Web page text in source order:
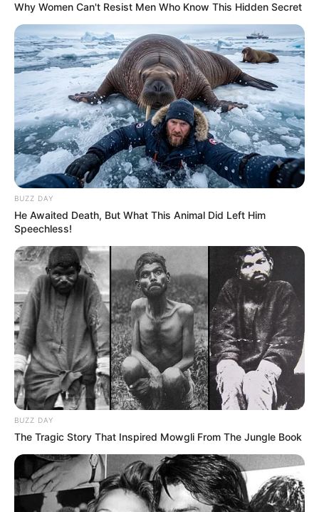
Base Quinté ou Couplé gagnant du jour
dans le PRIX DU PRESIDENT DE LA
REPUBLIQUE
La base Quinté est établie avec notre logiciel qui est 100%
gratuit. Soit les 3 principaux favoris du Quinté PMU du jour
qui pourront vous permettre de faire ces différents jeux:
(liste de paris allant du plus risqué au prono plus soft.)
Un Tiercé.
Le couplé (jumelé) gagnant et/ou placé en combiné 3
chevaux.
Un 2sur4 en combiné 3Cv.
De 1 à 3 jeux simples Gagnants et/ou placés.
Sans oublier les possibilités de jouer la base quinté comme
super base Turf pour faire un Quarté Quinté. Une base
incontournable pour les jeux en champs réduits.
Suivez le bilan Journalier, Mensuel et Annuel sur le tableau
situé tout en bas de cette page.
7 BATAME DU BOCAGE= Arrêtée
8 ECHO DE CHAMPDOUX= 3ème
8 = Simple Placé.
Découvrez letaux de réussite de onze pronostiqueurs de la
presseau jeu du Simple Gagnant et Placé sur les 10
Why Women Can't Resist Men Who Know This Hidden Secret
BUZZ DAY
He Awaited Death, But What This Animal Did Left Him
Speechless!
BUZZ DAY
The Tragic Story That Inspired Mowgli From The Jungle Book